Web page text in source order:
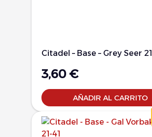
Citadel – Base – Grey Seer
3,60 €
AÑADIR AL CARRITO